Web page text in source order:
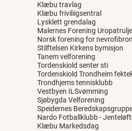
Klæbu travlag
Klæbu friviliigsentral
Lysklett grendalag
Malernes Forening
Norsk forening for
Stilftelsen Kirkens bymisjon
Tanem velforening
Tordenskiold senter sti
Tordenskiold Trondheim
Trondhjems tennisklubb
Vestbyen ILSvømming
Sjøbygda Velforening
Speidernes
Nardo Fotballklubb -
Klæbu Markedsdag